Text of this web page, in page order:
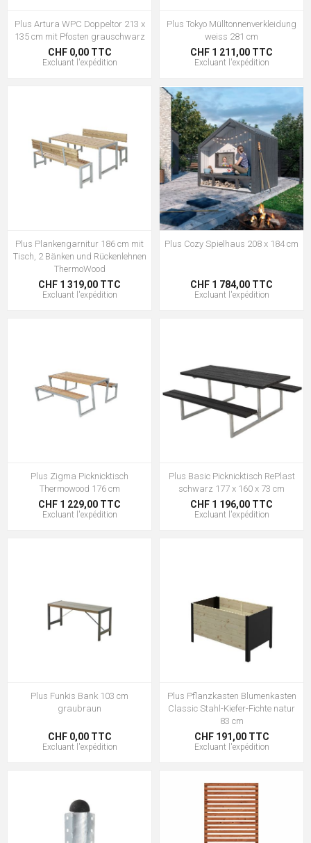
Plus Artura WPC Doppeltor 213 x
135 cm mit Pfosten grauschwarz
CHF 0,00 TTC
Excluant l'expédition
Plus Tokyo Mülltonnenverkleidung
weiss 281 cm
CHF 1 211,00 TTC
Excluant l'expédition
Plus Plankengarnitur 186 cm mit
Tisch, 2 Bänken und Rückenlehnen
ThermoWood
CHF 1 319,00 TTC
Excluant l'expédition
Plus Cozy Spielhaus 208 x 184 cm
CHF 1 784,00 TTC
Excluant l'expédition
Plus Zigma Picknicktisch
Thermowood 176 cm
CHF 1 229,00 TTC
Excluant l'expédition
Plus Basic Picknicktisch RePlast
schwarz 177 x 160 x 73 cm
CHF 1 196,00 TTC
Excluant l'expédition
Plus Funkis Bank 103 cm
graubraun
CHF 0,00 TTC
Excluant l'expédition
Plus Pflanzkasten Blumenkasten
Classic Stahl-Kiefer-Fichte natur
83 cm
CHF 191,00 TTC
Excluant l'expédition